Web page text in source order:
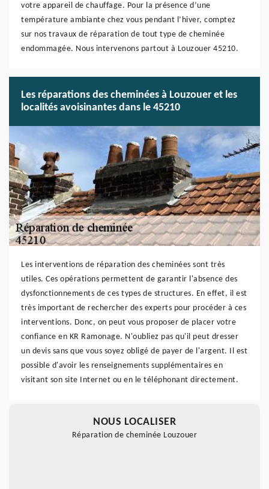
votre appareil de chauffage. Pour la présence d’une
température ambiante chez vous pendant l’hiver, comptez
sur nos travaux de réparation de tout type de cheminée
endommagée. Nous intervenons partout à Louzouer 45210.
Les réparations des cheminées à Louzouer et les
localités avoisinantes dans le 45210
Les interventions de réparation des cheminées sont très
utiles. Ces opérations permettent de garantir l'absence des
dysfonctionnements de ces types de structures. En effet, il est
très important de rechercher des experts pour procéder à ces
interventions. Donc, on peut vous proposer de placer votre
confiance en KR Ramonage. N'oubliez pas qu'il peut dresser
un devis sans que vous soyez obligé de payer de l'argent. Il est
possible d'avoir les renseignements supplémentaires en
visitant son site Internet ou en le téléphonant directement.
NOUS LOCALISER
Réparation de cheminée Louzouer